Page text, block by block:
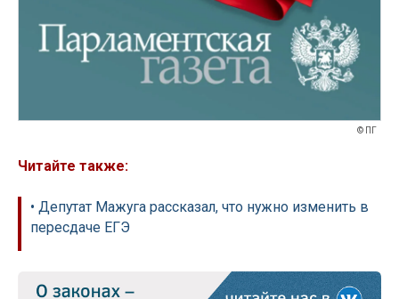
© ПГ
Читайте также:
• Депутат Мажуга рассказал, что нужно изменить в
пересдаче ЕГЭ